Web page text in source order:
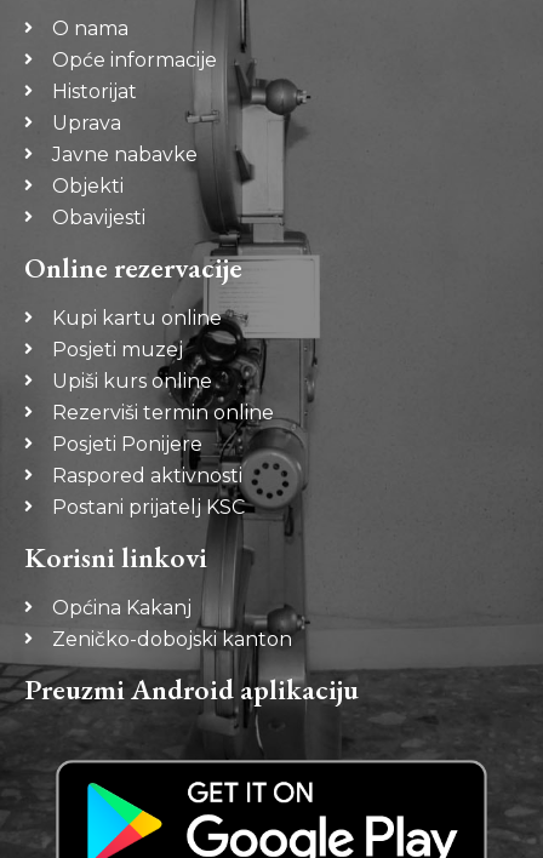
O nama
Opće informacije
Historijat
Uprava
Javne nabavke
Objekti
Obavijesti
Online rezervacije
Kupi kartu online
Posjeti muzej
Upiši kurs online
Rezerviši termin online
Posjeti Ponijere
Raspored aktivnosti
Postani prijatelj KSC
Korisni linkovi
Općina Kakanj
Zeničko-dobojski kanton
Preuzmi Android aplikaciju